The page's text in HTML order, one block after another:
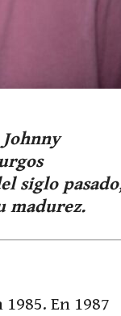
siglo
madurez.
En 1987